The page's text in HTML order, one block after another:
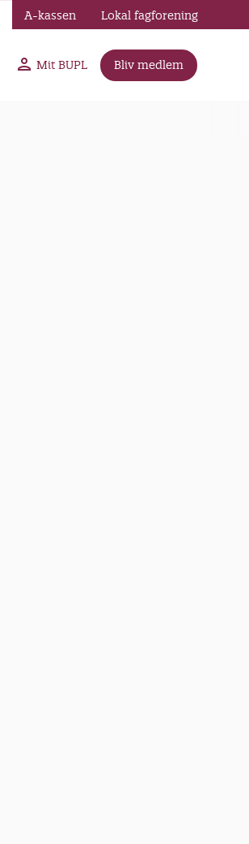
Mit BUPL Bliv medlem
A-kassen Lokal fagforening